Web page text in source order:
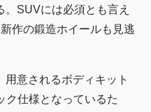
SUVには必須とも言え
作の鍛造ホイールも見逃
用意されるボディキット
ク仕様となっているた